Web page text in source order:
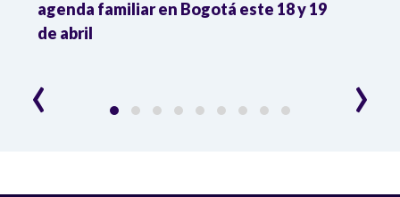
agenda familiar en Bogotá este 18 y 19
de abril
‹ ›